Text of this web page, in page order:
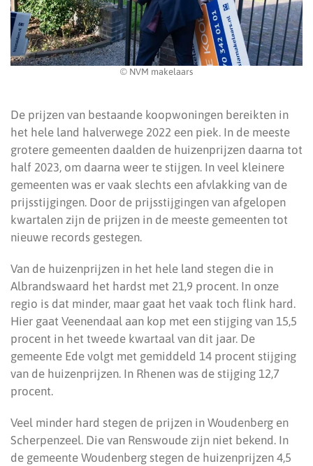
© NVM makelaars
De prijzen van bestaande koopwoningen bereikten in
het hele land halverwege 2022 een piek. In de meeste
grotere gemeenten daalden de huizenprijzen daarna tot
half 2023, om daarna weer te stijgen. In veel kleinere
gemeenten was er vaak slechts een afvlakking van de
prijsstijgingen. Door de prijsstijgingen van afgelopen
kwartalen zijn de prijzen in de meeste gemeenten tot
nieuwe records gestegen.
Van de huizenprijzen in het hele land stegen die in
Albrandswaard het hardst met 21,9 procent. In onze
regio is dat minder, maar gaat het vaak toch flink hard.
Hier gaat Veenendaal aan kop met een stijging van 15,5
procent in het tweede kwartaal van dit jaar. De
gemeente Ede volgt met gemiddeld 14 procent stijging
van de huizenprijzen. In Rhenen was de stijging 12,7
procent.
Veel minder hard stegen de prijzen in Woudenberg en
Scherpenzeel. Die van Renswoude zijn niet bekend. In
de gemeente Woudenberg stegen de huizenprijzen 4,5